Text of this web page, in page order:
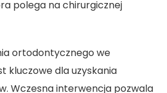
polega na chirurgicznej
ortodontycznego we
kluczowe dla uzyskania
Wczesna interwencja pozwala